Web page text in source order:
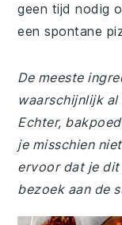
geen tijd nodig
een spontane
De meeste
waarschijnlijk
Echter,
je misschien
ervoor dat je dit
bezoek aan de